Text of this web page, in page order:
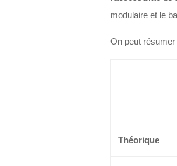
modulaire et le
On peut
Théorique